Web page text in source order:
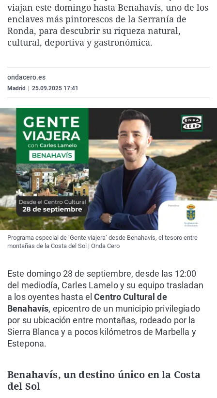
La rosa de los vientos
Gente viajera
Como el perro y el
Caso
Retornados
Equipo de
Extremadura
Galicia
La Rioja
Virales
Televisión
Elecciones
viajan este domingo hasta Benahavís, uno de los
enclaves más pintorescos de la Serranía de
Ronda, para descubrir su riqueza natural,
cultural, deportiva y gastronómica.
ondacero.es
Madrid 25.09.2025 17:41
Programa especial de ‘Gente viajera’ desde Benahavís, el tesoro entre
montañas de la Costa del Sol | Onda Cero
Este domingo 28 de septiembre, desde las 12:00
del mediodía, Carles Lamelo y su equipo trasladan
a los oyentes hasta elCentro Cultural de
Benahavís, epicentro de un municipio privilegiado
por su ubicación entre montañas, rodeado por la
Sierra Blanca y a pocos kilómetros de Marbella y
Estepona.
Benahavís, un destino único en la Costa
del Sol